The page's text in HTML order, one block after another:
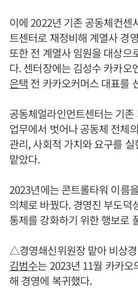
이에 2022년 기존 공동체컨센
트센터로 재정비해 계열사 경
또한 전 계열사 임원을 대상으
다. 센터장에는 김성수 카카오
은택 전 카카오커머스 대표를
공동체얼라인먼트센터는 기
업무에서 벗어나 공동체 전체
관리, 사회적 가치와 요구를
맡았다.
2023년에는 콘트롤타워 이름
의체로 바꿨다. 경영진 부도덕
통제를 강화하기 위한 행보로
△경영쇄신위원장 맡아 비상
김범수는 2023년 11월 카카오
해 경영에 복귀했다.